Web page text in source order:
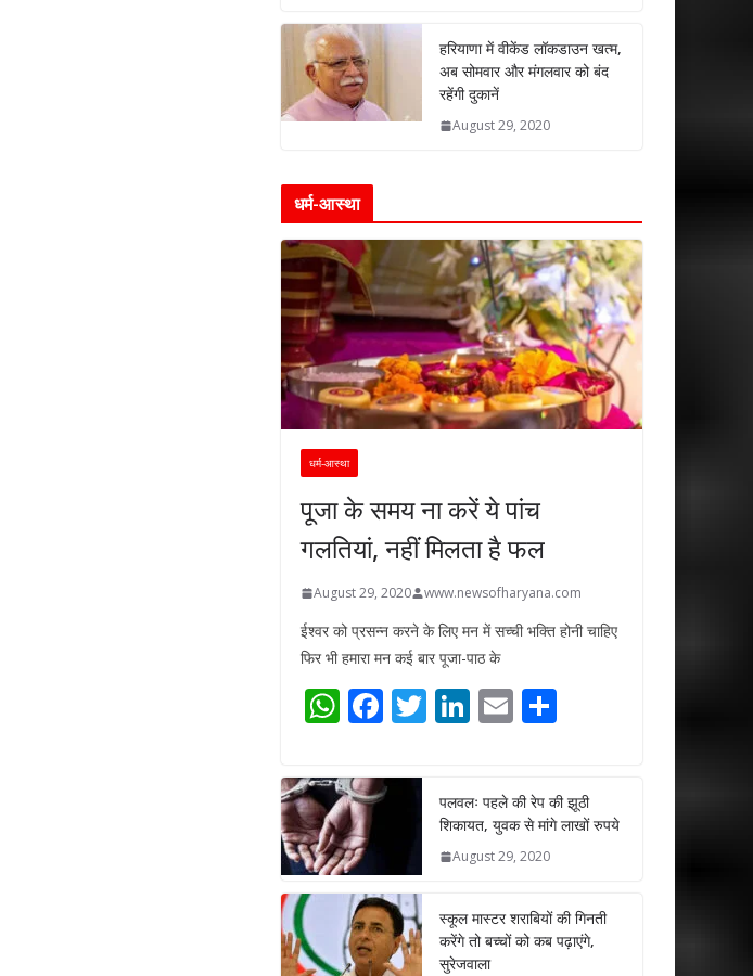
हरियाणा में वीकेंड लॉकडाउन खत्म,
अब सोमवार और मंगलवार को बंद
रहेंगी दुकानें
August 29, 2020
धर्म-आस्था
धर्म-आस्था
पूजा के समय ना करें ये पांच
गलतियां, नहीं मिलता है फल
August 29, 2020 www.newsofharyana.com
ईश्वर को प्रसन्न करने के लिए मन में सच्ची भक्ति होनी चाहिए
फिर भी हमारा मन कई बार पूजा-पाठ के
W
at
s
A
p
p
F
e
b
o
k
T
er
Li
e
dI
n
E
l e
पलवलः पहले की रेप की झूठी
शिकायत, युवक से मांगे लाखों रुपये
August 29, 2020
स्कूल मास्टर शराबियों की गिनती
करेंगे तो बच्चों को कब पढ़ाएंगे,
सुरेजवाला